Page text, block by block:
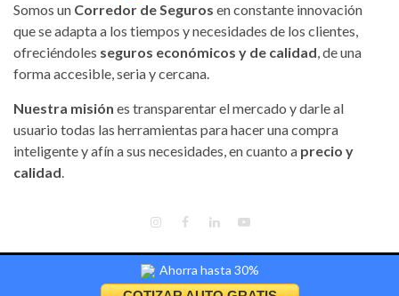
Ahorra hasta 30%
Somos un Corredor de Seguros en constante innovación
que se adapta a los tiempos y necesidades de los clientes,
ofreciéndoles seguros económicos y de calidad, de una
forma accesible, seria y cercana.
Nuestra misión es transparentar el mercado y darle al
usuario todas las herramientas para hacer una compra
inteligente y afín a sus necesidades, en cuanto a precio y
calidad.
INSTAGRAM
FACEBOOK
LINKEDIN
YOUTUBE
Segurarse | Todos los derechos reservados.